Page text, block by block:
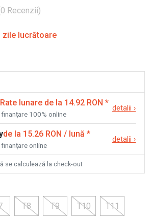
0 Recenzii)
zile lucrătoare
Rate lunare de la 14.92 RON *
finanțare 100% online
detalii ›
de la 15.26 RON / lună *
finanțare online
detalii ›
se calculează la check-out
T8 T9 T10 T11